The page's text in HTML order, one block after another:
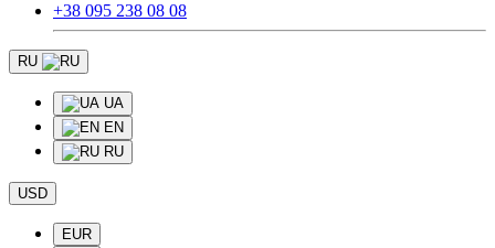
+38 095 238 08 08
RU
UA
EN
RU
USD
EUR